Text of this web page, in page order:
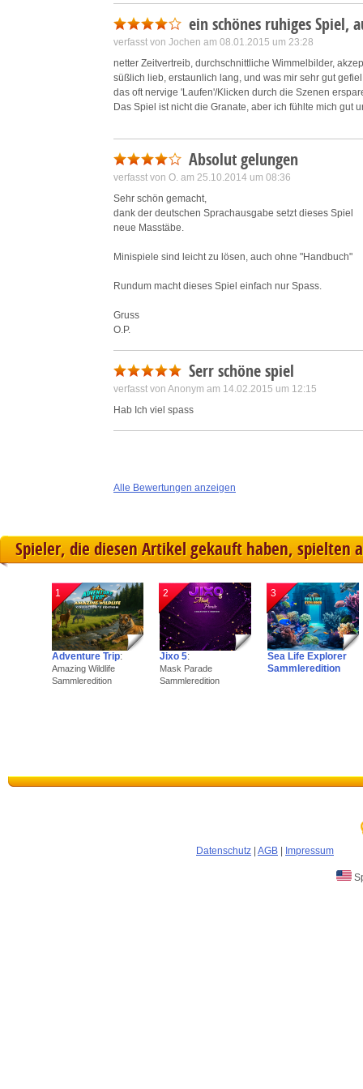
ein schönes ruhiges Spiel,
verfasst von Jochen am 08.01.2015 um 23:28
netter Zeitvertreib, durchschnittliche Wimmelbilder,
süßlich lieb, erstaunlich lang, und was mir sehr gut
das oft nervige 'Laufen'/Klicken durch die Szenen
Das Spiel ist nicht die Granate, aber ich fühlte mich gut
Absolut gelungen
verfasst von O. am 25.10.2014 um 08:36
Sehr schön gemacht,
dank der deutschen Sprachausgabe setzt dieses Spiel
neue Masstäbe.
Minispiele sind leicht zu lösen, auch ohne "Handbuch"
Rundum macht dieses Spiel einfach nur Spass.
Gruss
O.P.
Serr schöne spiel
verfasst von Anonym am 14.02.2015 um 12:15
Hab Ich viel spass
Alle Bewertungen anzeigen
Spieler, die diesen Artikel gekauft haben, spielten
1
Adventure Trip:
Amazing Wildlife
Sammleredition
2
Jixo 5:
Mask Parade
Sammleredition
3
Sea Life Explorer
Sammleredition
Datenschutz AGB Impressum